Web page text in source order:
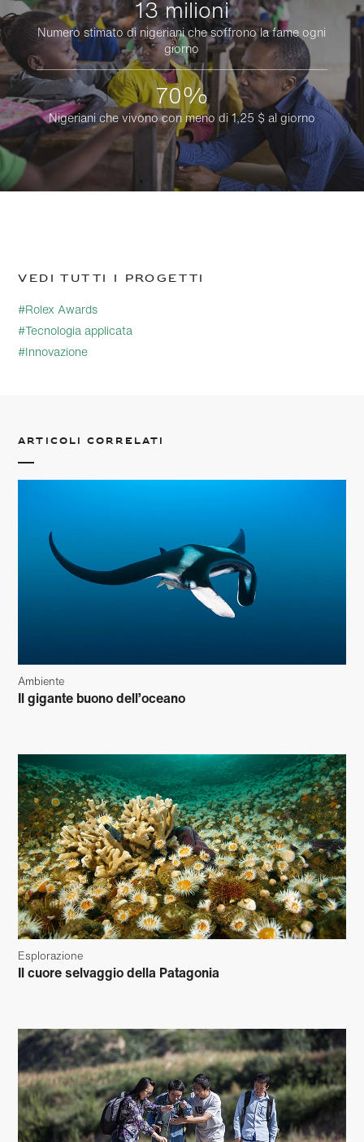
13 milioni
Numero stimato di nigeriani che soffrono la fame ogni
giorno
70%
Nigeriani che vivono con meno di 1,25 $ al giorno
Vedi tutti i progetti
#Rolex Awards
#Tecnologia applicata
#Innovazione
Articoli correlati
Ambiente
Il gigante buono dell’oceano
Esplorazione
Il cuore selvaggio della Patagonia